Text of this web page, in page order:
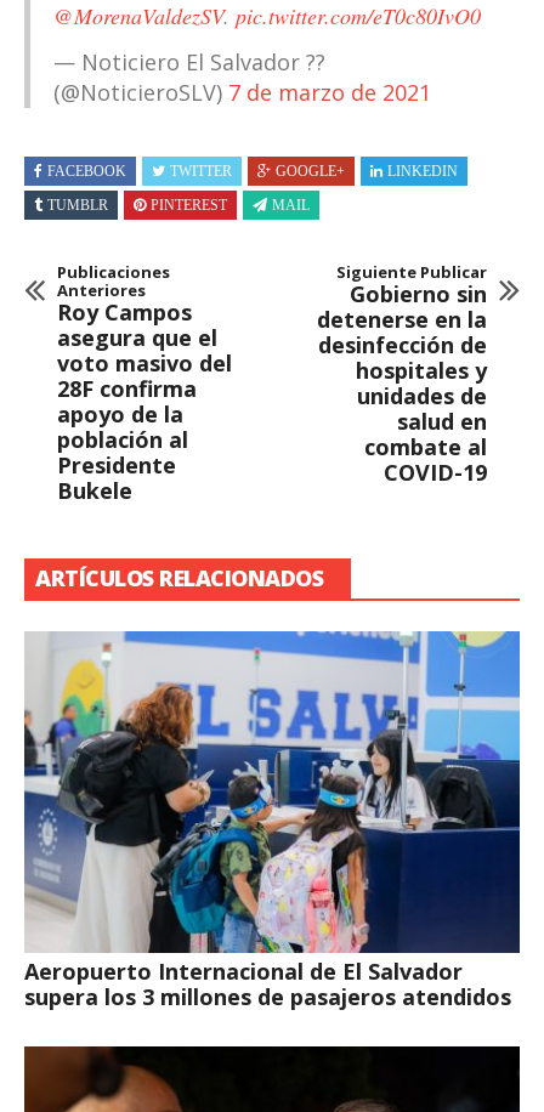
@MorenaValdezSV. pic.twitter.com/eT0c80IvO0
— Noticiero El Salvador ??
(@NoticieroSLV) 7 de marzo de 2021
FACEBOOK TWITTER GOOGLE+
LINKEDIN
TUMBLR
PINTEREST MAIL
Publicaciones
Anteriores
Roy Campos
asegura que el
voto masivo del
28F confirma
apoyo de la
población al
Presidente
Bukele
Siguiente Publicar
Gobierno sin
detenerse en la
desinfección de
hospitales y
unidades de
salud en
combate al
COVID-19
ARTÍCULOS RELACIONADOS
Aeropuerto Internacional de El Salvador
supera los 3 millones de pasajeros atendidos